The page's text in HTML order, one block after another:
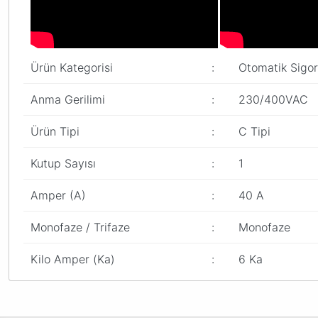
Ürün Kategorisi : Otomatik
Anma Gerilimi : 230/400VAC
Ürün Tipi : C Tipi
Kutup Sayısı : 1
Amper (A) : 40 A
Monofaze / Trifaze : Monofaze
Kilo Amper (Ka) : 6 Ka